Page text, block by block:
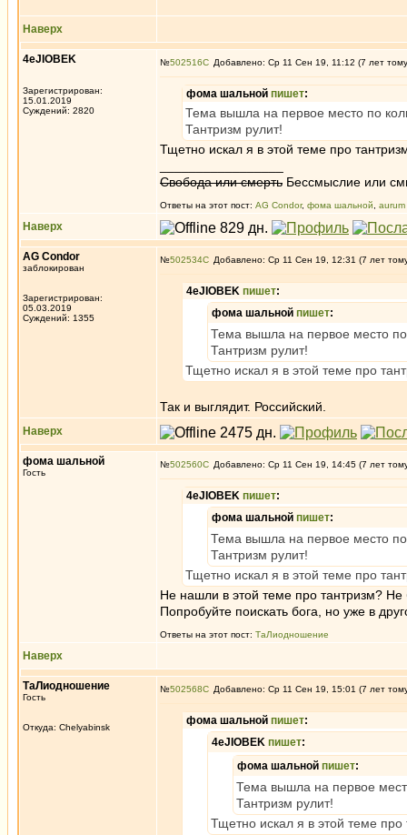
Наверх
4eJIOBEK
Зарегистрирован:
15.01.2019
Суждений: 2820
№502516 Добавлено: Ср 11 Сен 19, 11:12 (7 лет
фома шальной пишет:
Тема вышла на первое место по
Тантризм рулит!
Тщетно искал я в этой теме про
Свобода или смерть Бессмыслие или
Ответы на этот пост: AG Condor, фома шальной aurum
Наверх
AG Condor
заблокирован
Зарегистрирован:
05.03.2019
Суждений: 1355
№502534 Добавлено: Ср 11 Сен 19, 12:31 (7 лет
4eJIOBEK пишет:
фома шальной пишет:
Тема вышла на первое место по
Тантризм рулит!
Тщетно искал я в этой теме про
Так и выглядит. Российский.
Наверх
фома шальной
Гость
№502560 Добавлено: Ср 11 Сен 19, 14:45 (7 лет
4eJIOBEK пишет:
фома шальной пишет:
Тема вышла на первое место по
Тантризм рулит!
Тщетно искал я в этой теме про
Не нашли в этой теме про тантризм? Не
Попробуйте поискать бога, но уже в
Ответы на этот пост: ТаЛиодношение
Наверх
ТаЛиодношение
Гость
Откуда: Chelyabinsk
№502568 Добавлено: Ср 11 Сен 19, 15:01 (7 лет
фома шальной пишет:
4eJIOBEK пишет:
фома шальной пишет:
Тема вышла на первое
Тантризм рулит!
Тщетно искал я в этой теме